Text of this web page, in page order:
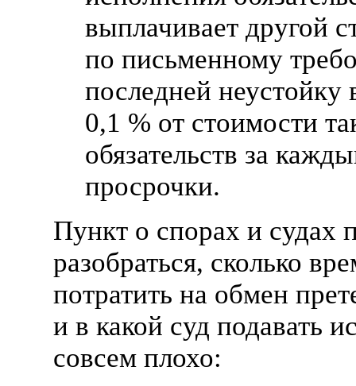
выплачивает другой
по письменному
последней неустойку
0,1 % от стоимости
обязательств за
просрочки.
Пункт о спорах и судах
разобраться, сколько
потратить на обмен
и в какой суд подавать
совсем плохо: